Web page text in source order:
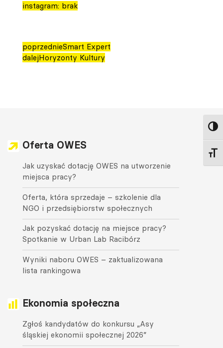
instagram: brak
poprzednieSmart Expert
dalejHoryzonty Kultury
Oferta OWES
Jak uzyskać dotację OWES na utworzenie
miejsca pracy?
Oferta, która sprzedaje – szkolenie dla
NGO i przedsiębiorstw społecznych
Jak pozyskać dotację na miejsce pracy?
Spotkanie w Urban Lab Racibórz
Wyniki naboru OWES – zaktualizowana
lista rankingowa
Ekonomia społeczna
Zgłoś kandydatów do konkursu „Asy
śląskiej ekonomii społecznej 2026”